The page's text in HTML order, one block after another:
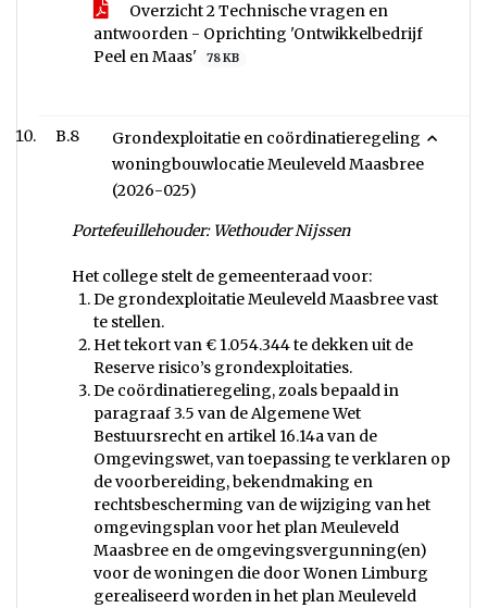
Overzicht 2 Technische vragen en
antwoorden - Oprichting 'Ontwikkelbedrijf
Peel en Maas'
78 KB
B.8
Grondexploitatie en coördinatieregeling
woningbouwlocatie Meuleveld Maasbree
(2026-025)
Portefeuillehouder: Wethouder Nijssen
Het college stelt de gemeenteraad voor:
De grondexploitatie Meuleveld Maasbree vast
te stellen.
Het tekort van € 1.054.344 te dekken uit de
Reserve risico’s grondexploitaties.
De coördinatieregeling, zoals bepaald in
paragraaf 3.5 van de Algemene Wet
Bestuursrecht en artikel 16.14a van de
Omgevingswet, van toepassing te verklaren op
de voorbereiding, bekendmaking en
rechtsbescherming van de wijziging van het
omgevingsplan voor het plan Meuleveld
Maasbree en de omgevingsvergunning(en)
voor de woningen die door Wonen Limburg
gerealiseerd worden in het plan Meuleveld